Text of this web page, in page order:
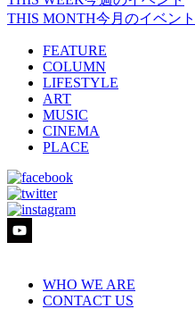
THIS MONTH今月のイベント
FEATURE
COLUMN
LIFESTYLE
ART
MUSIC
CINEMA
PLACE
WHO WE ARE
CONTACT US